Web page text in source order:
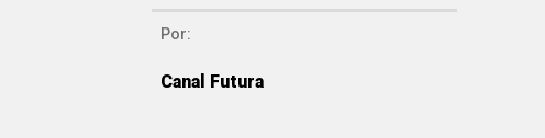
Por:
Canal Futura